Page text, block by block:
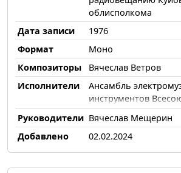
облисполкома
Дата записи
1976
Формат
Моно
Композиторы
Вячеслав Ветров
Исполнители
Ансамбль
инструментов
Центрального
Руководители Вячеслав Мещерин
Добавлено
02.02.2024